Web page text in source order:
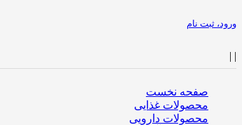
ورود، ثبت نام
|
|
صفحه نخست
محصولات غذایی
محصولات دارویی